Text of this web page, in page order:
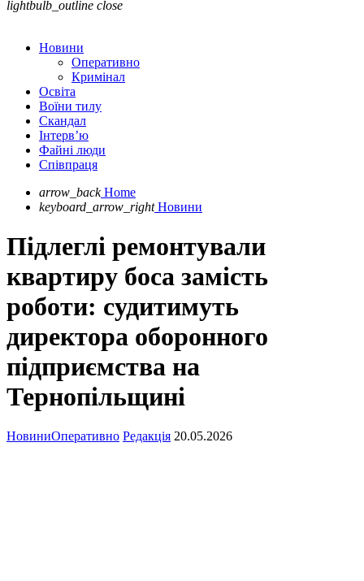
lightbulb_outline close
Новини
Оперативно
Кримінал
Освіта
Воїни тилу
Скандал
Інтерв’ю
Файні люди
Співпраця
arrow_back Home
keyboard_arrow_right Новини
Підлеглі ремонтували
квартиру боса замість
роботи: судитимуть
директора оборонного
підприємства на
Тернопільщині
НовиниОперативно Редакція 20.05.2026